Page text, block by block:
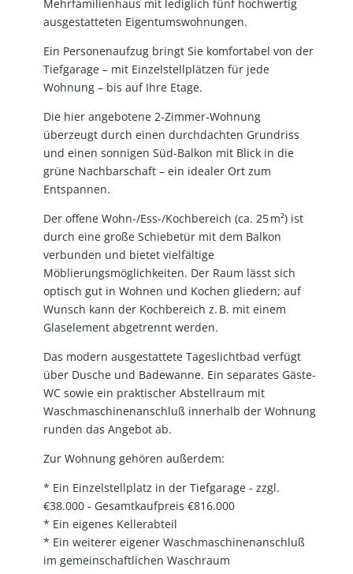
Mehrfamilienhaus mit lediglich fünf hochwertig
ausgestatteten Eigentumswohnungen.
Ein Personenaufzug bringt Sie komfortabel von der
Tiefgarage – mit Einzelstellplätzen für jede
Wohnung – bis auf Ihre Etage.
Die hier angebotene 2-Zimmer-Wohnung
überzeugt durch einen durchdachten Grundriss
und einen sonnigen Süd-Balkon mit Blick in die
grüne Nachbarschaft – ein idealer Ort zum
Entspannen.
Der offene Wohn-/Ess-/Kochbereich (ca. 25 m²) ist
durch eine große Schiebetür mit dem Balkon
verbunden und bietet vielfältige
Möblierungsmöglichkeiten. Der Raum lässt sich
optisch gut in Wohnen und Kochen gliedern; auf
Wunsch kann der Kochbereich z. B. mit einem
Glaselement abgetrennt werden.
Das modern ausgestattete Tageslichtbad verfügt
über Dusche und Badewanne. Ein separates Gäste-
WC sowie ein praktischer Abstellraum mit
Waschmaschinenanschluß innerhalb der Wohnung
runden das Angebot ab.
Zur Wohnung gehören außerdem:
* Ein Einzelstellplatz in der Tiefgarage - zzgl.
€38.000 - Gesamtkaufpreis €816.000
* Ein eigenes Kellerabteil
* Ein weiterer eigener Waschmaschinenanschluß
im gemeinschaftlichen Waschraum